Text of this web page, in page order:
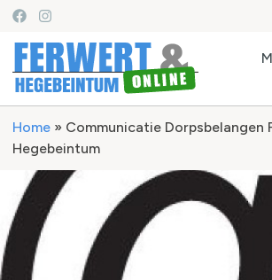
Home » Communicatie Dorpsbelangen
Hegebeintum